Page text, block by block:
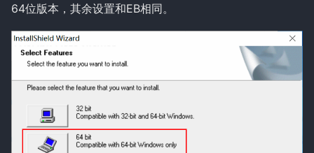
64位版本，其余设置和EB相同。